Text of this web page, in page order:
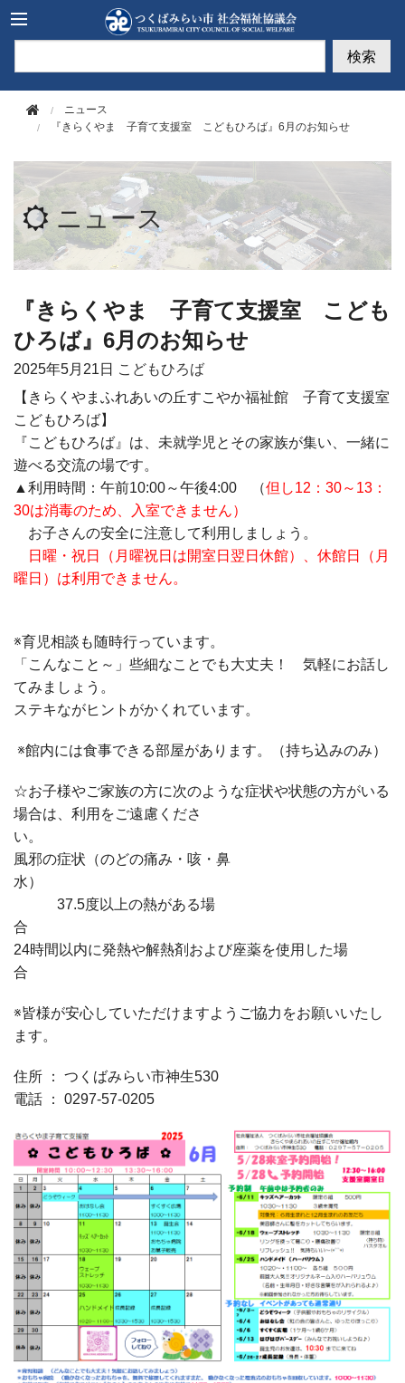
検索
ニュース
『きらくやま 子育て支援室 こどもひろば』6月のお知らせ
ニュース
『きらくやま 子育て支援室 こども
ひろば』6月のお知らせ
2025年5月21日 こどもひろば
【きらくやまふれあいの丘すこやか福祉館 子育て支援室
こどもひろば】
『こどもひろば』は、未就学児とその家族が集い、一緒に
遊べる交流の場です。
▲利用時間：午前10:00～午後4:00 （但し12：30～13：
30は消毒のため、入室できません）
お子さんの安全に注意して利用しましょう。
日曜・祝日（月曜祝日は開室日翌日休館）、休館日（月
曜日）は利用できません。
※育児相談も随時行っています。
「こんなこと～」些細なことでも大丈夫！ 気軽にお話し
てみましょう。
ステキながヒントがかくれています。
※館内には食事できる部屋があります。（持ち込みのみ）
☆お子様やご家族の方に次のような症状や状態の方がいる
場合は、利用をご遠慮くださ
い
風邪の症状（のどの痛み・咳・鼻
37.5度以上の熱がある場
24時間以内に発熱や解熱剤および座薬を使用した場
※皆様が安心していただけますようご協力をお願いいたし
ます。
住所 ： つくばみらい市神生530
電話 ： 0297-57-0205